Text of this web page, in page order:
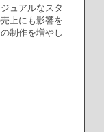
ュアルなスタ
上にも影響を
制作を増やし